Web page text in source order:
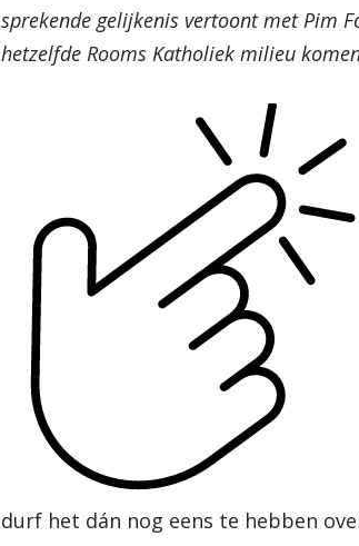
sprekende gelijkenis vertoont met Pim
hetzelfde Rooms Katholiek milieu
durf het dán nog eens te hebben